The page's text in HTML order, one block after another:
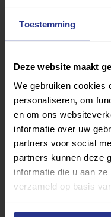
Toestemming
Deze website maakt
We gebruiken cookies
personaliseren, om
en om ons
informatie over uw
partners voor social
partners kunnen deze
informatie die u aan
verzameld op basis
Met meer dan 4250
die bij je past.
Verder lezen over
Lifestyle Tech